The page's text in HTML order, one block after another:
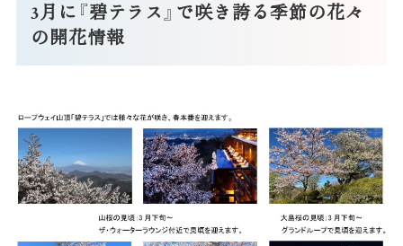
3月に『碧テラス』で咲き誇る季節の花々
の開花情報